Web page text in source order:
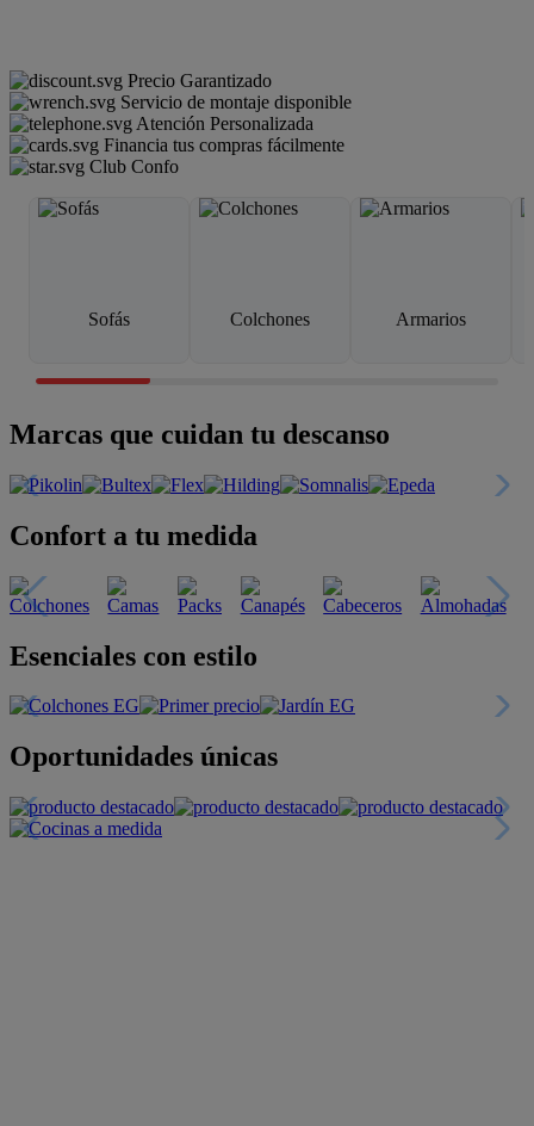
Precio Garantizado
Servicio de montaje disponible
Atención Personalizada
Financia tus compras fácilmente
Club Confo
Sofás Colchones Armarios
Marcas que cuidan tu descanso
Confort a tu medida
Esenciales con estilo
Oportunidades únicas